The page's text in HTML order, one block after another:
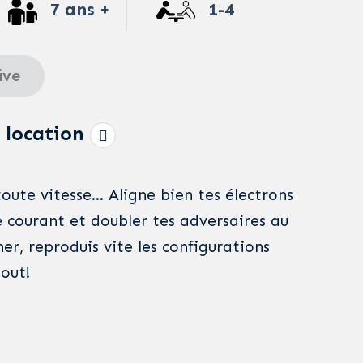
7 ans + 1-4
location
vitesse… Aligne bien tes électrons
courant et doubler tes adversaires au
reproduis vite les configurations